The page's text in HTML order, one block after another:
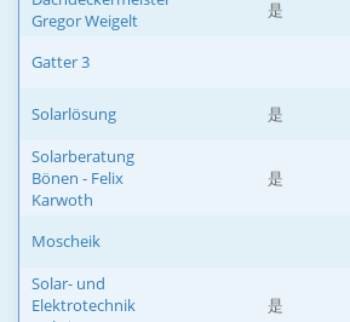
Gregor Weigelt
是
Gatter 3
Solarlösung 是
Solarberatung
Bönen - Felix
Karwoth
是
Moscheik
Solar- und
Elektrotechnik
是